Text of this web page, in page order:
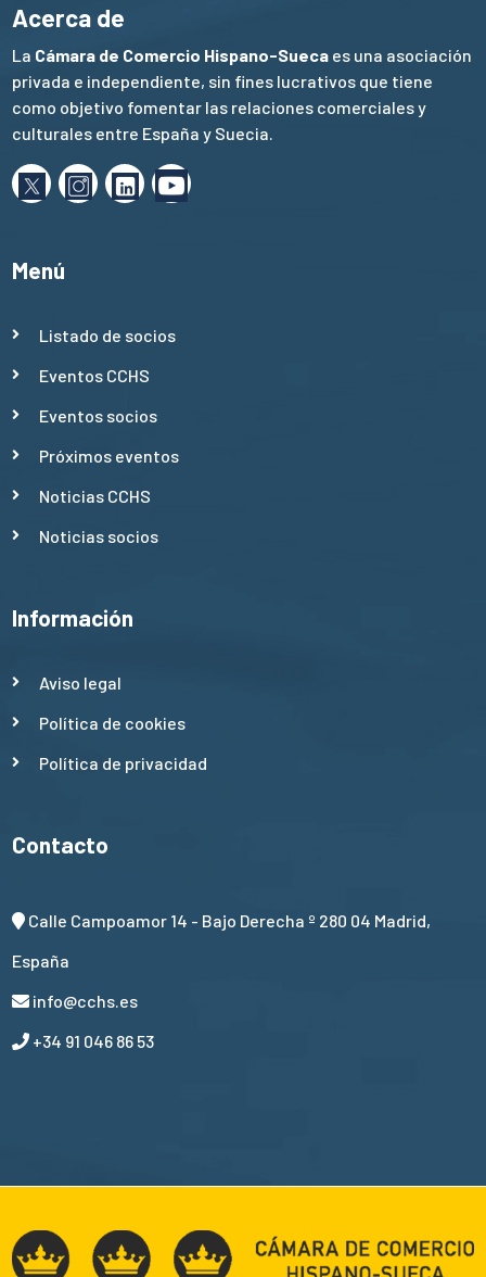
Acerca de
La Cámara de Comercio Hispano-Sueca es una asociación
privada e independiente, sin fines lucrativos que tiene
como objetivo fomentar las relaciones comerciales y
culturales entre España y Suecia.
Menú
Listado de socios
Eventos CCHS
Eventos socios
Próximos eventos
Noticias CCHS
Noticias socios
Información
Aviso legal
Política de cookies
Política de privacidad
Contacto
Calle Campoamor 14 - Bajo Derecha º 280 04 Madrid,
España
info@cchs.es
+34 91 046 86 53